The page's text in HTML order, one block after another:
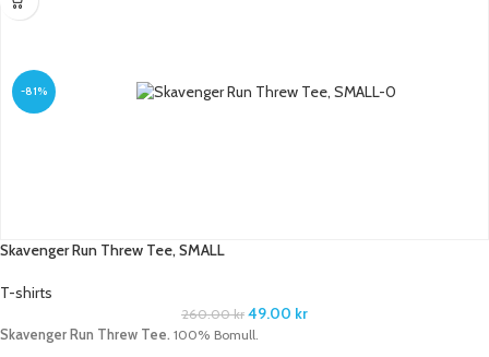
-81%
Skavenger Run Threw Tee, SMALL
T-shirts
260.00kr 49.00 kr
Skavenger Run Threw Tee. 100% Bomull.